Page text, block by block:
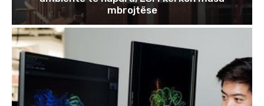
mbrojtëse